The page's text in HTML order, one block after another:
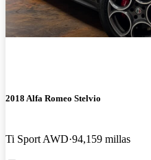
2018 Alfa Romeo Stelvio
Ti Sport AWD 94,159 millas